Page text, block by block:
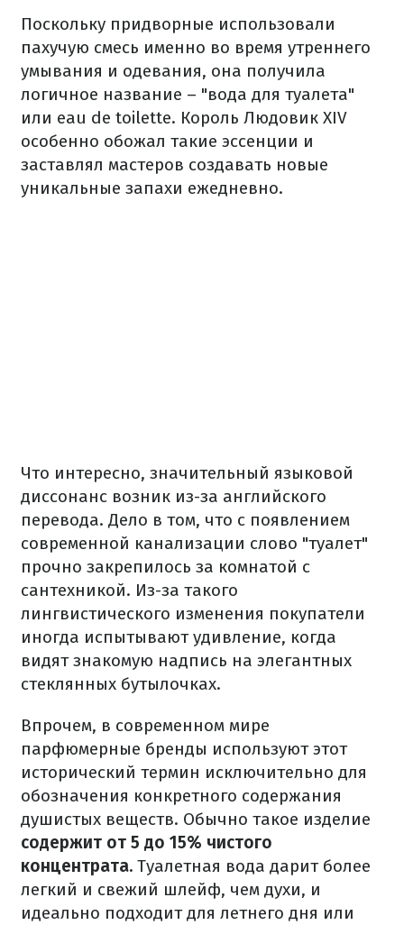
Поскольку придворные использовали
пахучую смесь именно во время утреннего
умывания и одевания, она получила
логичное название – "вода для туалета"
или eau de toilette. Король Людовик XIV
особенно обожал такие эссенции и
заставлял мастеров создавать новые
уникальные запахи ежедневно.
Что интересно, значительный языковой
диссонанс возник из-за английского
перевода. Дело в том, что с появлением
современной канализации слово "туалет"
прочно закрепилось за комнатой с
сантехникой. Из-за такого
лингвистического изменения покупатели
иногда испытывают удивление, когда
видят знакомую надпись на элегантных
стеклянных бутылочках.
Впрочем, в современном мире
парфюмерные бренды используют этот
исторический термин исключительно для
обозначения конкретного содержания
душистых веществ. Обычно такое изделие
содержит от 5 до 15% чистого
концентрата. Туалетная вода дарит более
легкий и свежий шлейф, чем духи, и
идеально подходит для летнего дня или